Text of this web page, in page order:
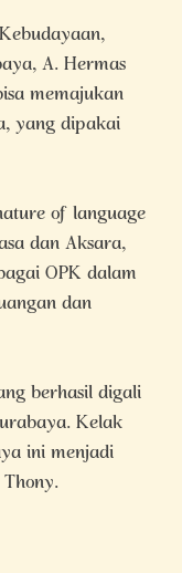
A. Hermas
memajukan
yang dipakai
of language
dan Aksara,
OPK dalam
dan
berhasil digali
Kelak
ini menjadi